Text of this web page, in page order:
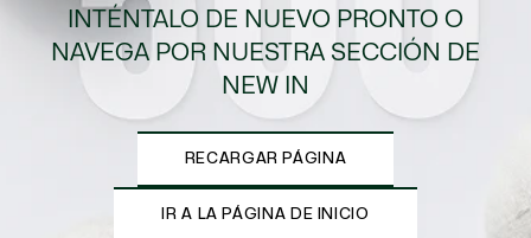
INTÉNTALO DE NUEVO PRONTO O
NAVEGA POR NUESTRA SECCIÓN DE
NEW IN
RECARGAR PÁGINA
IR A LA PÁGINA DE INICIO